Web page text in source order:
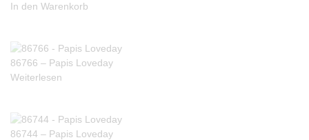
In den Warenkorb
86766 – Papis Loveday
Weiterlesen
86744 – Papis Loveday